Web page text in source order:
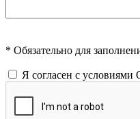
* Обязательно для
Я согласен с условиями